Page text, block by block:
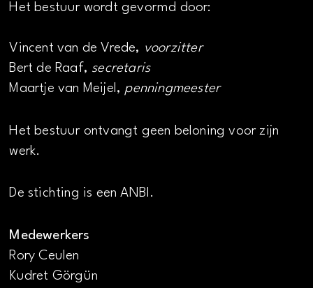
Het bestuur wordt gevormd door:
Vincent van de Vrede, voorzitter
Bert de Raaf, secretaris
Maartje van Meijel, penningmeester
Het bestuur ontvangt geen beloning voor zijn
werk.
De stichting is een ANBI.
Medewerkers
Rory Ceulen
Kudret Görgün